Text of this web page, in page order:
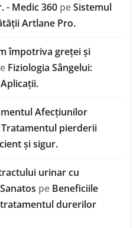
- Medic 360 peSistemul
Artlane Pro.
împotriva greței și
Fiziologia Sângelui:
Afecțiunilor
Tratamentul pierderii
și sigur.
urinar cu
pe Beneficiile
durerilor